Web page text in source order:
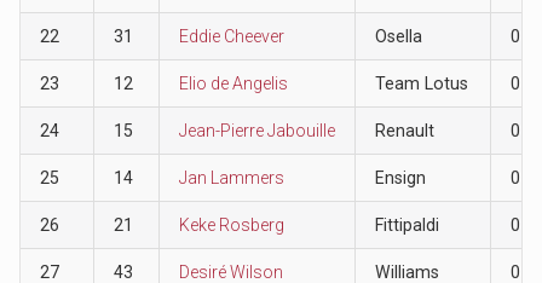
22 31 Eddie Cheever Osella 0
23 12 Elio de Angelis Team Lotus 0
24 15 Jean-Pierre Jabouille Renault 0
25 14 Jan Lammers Ensign 0
26 21 Keke Rosberg Fittipaldi 0
27 43 Desiré Wilson Williams 0